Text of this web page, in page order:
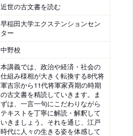
近世の古文書を読む
早稲田大学エクステンションセン
ター
中野校
本講義では、政治や経済・社会の
仕組み様相が大きく転換する8代将
軍吉宗から11代将軍家斉期の時期
の古文書を精読していきます。ま
ずは、一言一句にこだわりながら
テキストを丁寧に解読・解釈して
いきましょう。それを通じ、江戸
時代に人々の生きる姿を体感して